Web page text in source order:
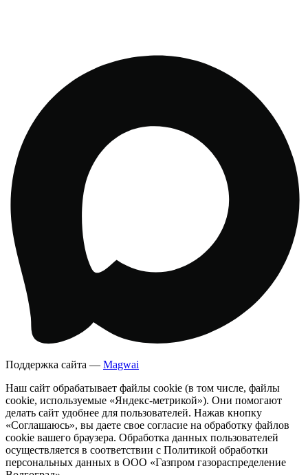
Поддержка сайта — Magwai
Наш сайт обрабатывает файлы cookie (в том числе, файлы
cookie, используемые «Яндекс-метрикой»). Они помогают
делать сайт удобнее для пользователей. Нажав кнопку
«Соглашаюсь», вы даете свое согласие на обработку файлов
cookie вашего браузера. Обработка данных пользователей
осуществляется в соответствии с Политикой обработки
персональных данных в ООО «Газпром газораспределение